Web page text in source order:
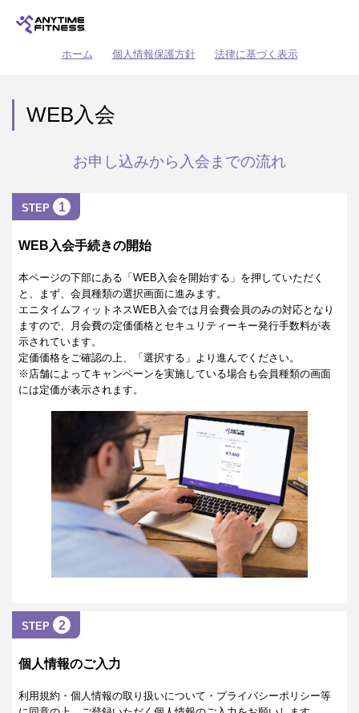
ホーム 個人情報保護方針 法律に基づく表示
WEB入会
お申し込みから入会までの流れ
STEP 1
WEB入会手続きの開始
本ページの下部にある「WEB入会を開始する」を押していただく
と、まず、会員種類の選択画面に進みます。
エニタイムフィットネスWEB入会では月会費会員のみの対応となり
ますので、月会費の定価価格とセキュリティーキー発行手数料が表
示されています。
定価価格をご確認の上、「選択する」より進んでください。
※店舗によってキャンペーンを実施している場合も会員種類の画面
には定価が表示されます。
STEP 2
個人情報のご入力
利用規約・個人情報の取り扱いについて・プライバシーポリシー等